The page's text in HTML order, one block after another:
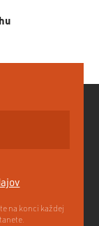
na konci každej